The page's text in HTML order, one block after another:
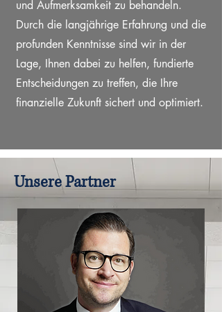
und Aufmerksamkeit zu behandeln.
Durch die langjährige Erfahrung und die
profunden Kenntnisse sind wir in der
Lage, Ihnen dabei zu helfen, fundierte
Entscheidungen zu treffen, die Ihre
finanzielle Zukunft sichert und optimiert.
Unsere Partner